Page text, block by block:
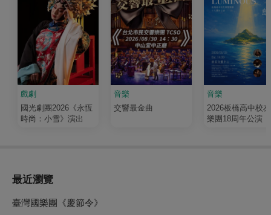
戲劇
國光劇團2026《永恆
時尚：小雪》演出
音樂
交響最金曲
音樂
2026板橋高中校
樂團18周年公演
最近瀏覽
臺灣國樂團《慶節令》